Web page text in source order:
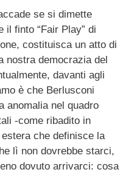
gr
a
m
s
A
p
p
di
vi
di
se si dimette
il finto “Fair Play” di
costituisca un atto di
nostra democrazia del
davanti agli
è che Berlusconi
anomalia nel quadro
-come ribadito in
che definisce la
lì non dovrebbe starci,
dovuto arrivarci: cosa